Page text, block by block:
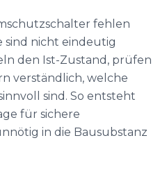
fehlen
sind nicht eindeutig
den Ist-Zustand, prüfen
verständlich, welche
sind. So entsteht
für sichere
in die Bausubstanz